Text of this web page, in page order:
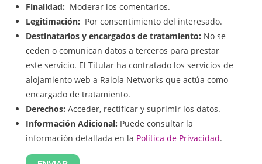
Finalidad: Moderar los comentarios.
Legitimación: Por consentimiento del interesado.
Destinatarios y encargados de tratamiento: No se
ceden o comunican datos a terceros para prestar
este servicio. El Titular ha contratado los servicios de
alojamiento web a Raiola Networks que actúa como
encargado de tratamiento.
Derechos: Acceder, rectificar y suprimir los datos.
Información Adicional: Puede consultar la
información detallada en la Política de Privacidad.